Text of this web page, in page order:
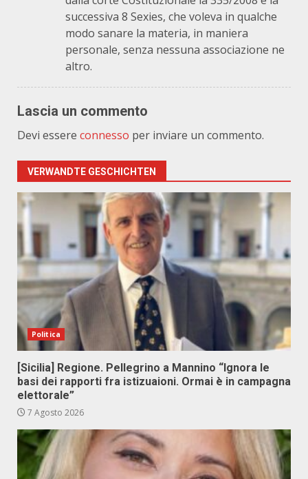
successiva 8 Sexies, che voleva in qualche
modo sanare la materia, in maniera
personale, senza nessuna associazione ne
altro.
Lascia un commento
Devi essere connesso per inviare un commento.
VERWANDTE GESCHICHTEN
Politica
[Sicilia] Regione. Pellegrino a Mannino “Ignora le
basi dei rapporti fra istizuaioni. Ormai è in campagna
elettorale”
7 Agosto 2026